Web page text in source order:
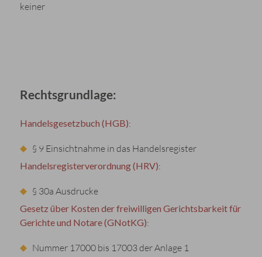
keiner
Rechtsgrundlage:
Handelsgesetzbuch (HGB):
§ 9 Einsichtnahme in das Handelsregister
Handelsregisterverordnung (HRV):
§ 30a Ausdrucke
Gesetz über Kosten der freiwilligen Gerichtsbarkeit für
Gerichte und Notare (GNotKG):
Nummer 17000 bis 17003 der Anlage 1